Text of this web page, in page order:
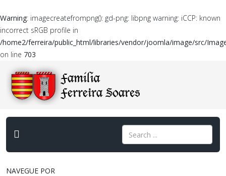
Warning: imagecreatefrompng(): gd-png: libpng warning: iCCP: known
incorrect sRGB profile in
/home2/ferreira/public_html/libraries/vendor/joomla/image/src/
on line 703
NAVEGUE POR